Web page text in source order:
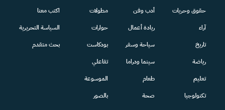
حقوق وحريات
آراء
تاريخ
رياضة
تعليم
تكنولوجيا
أدب وفن
ريادة أعمال
سياحة وسفر
سينما ودراما
طعام
صحة
مطولات
حوارات
بودكاست
تفاعلي
الموسوعة
بالصور
اكتب معنا
السياسة التحريرية
بحث متقدم